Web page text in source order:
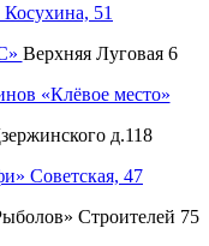
51
Верхняя Луговая 6
«Клёвое место»
д.118
Советская, 47
Строителей 75